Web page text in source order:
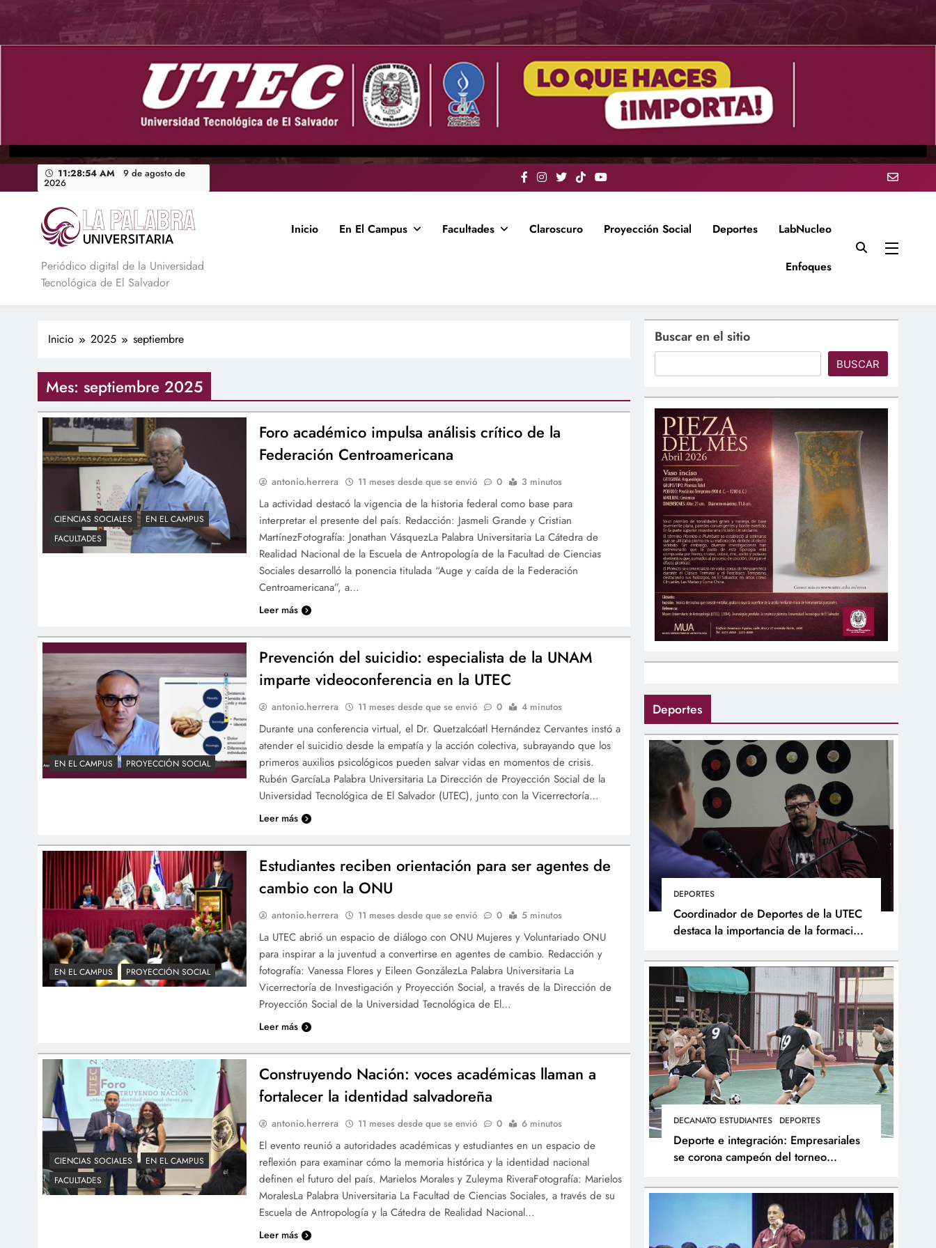
contenido
11:28:55 AM 9 de agosto de
2026
La Palabra Universitaria
Periódico digital de la Universidad
Tecnológica de El Salvador
Inicio En El Campus Facultades Claroscuro Proyección Social Deportes LabNucleo
Enfoques
Inicio 2025 septiembre
Mes: septiembre 2025
CIENCIAS SOCIALES
EN EL CAMPUS
FACULTADES
Foro académico impulsa análisis crítico de la
Federación Centroamericana
antonio.herrera 11 meses desde que se envió 0 3 minutos
La actividad destacó la vigencia de la historia federal como base para
interpretar el presente del país. Redacción: Jasmeli Grande y Cristian
MartínezFotografía: Jonathan VásquezLa Palabra Universitaria La Cátedra de
Realidad Nacional de la Escuela de Antropología de la Facultad de Ciencias
Sociales desarrolló la ponencia titulada “Auge y caída de la Federación
Centroamericana”, a…
Leer más
EN EL CAMPUS PROYECCIÓN SOCIAL
Prevención del suicidio: especialista de la UNAM
imparte videoconferencia en la UTEC
antonio.herrera 11 meses desde que se envió 0 4 minutos
Durante una conferencia virtual, el Dr. Quetzalcóatl Hernández Cervantes instó a
atender el suicidio desde la empatía y la acción colectiva, subrayando que los
primeros auxilios psicológicos pueden salvar vidas en momentos de crisis.
Rubén GarcíaLa Palabra Universitaria La Dirección de Proyección Social de la
Universidad Tecnológica de El Salvador (UTEC), junto con la Vicerrectoría…
Leer más
EN EL CAMPUS PROYECCIÓN SOCIAL
Estudiantes reciben orientación para ser agentes de
cambio con la ONU
antonio.herrera 11 meses desde que se envió 0 5 minutos
La UTEC abrió un espacio de diálogo con ONU Mujeres y Voluntariado ONU
para inspirar a la juventud a convertirse en agentes de cambio. Redacción y
fotografía: Vanessa Flores y Eileen GonzálezLa Palabra Universitaria La
Vicerrectoría de Investigación y Proyección Social, a través de la Dirección de
Proyección Social de la Universidad Tecnológica de El…
Leer más
CIENCIAS SOCIALES
EN EL CAMPUS
FACULTADES
Construyendo Nación: voces académicas llaman a
fortalecer la identidad salvadoreña
antonio.herrera 11 meses desde que se envió 0 6 minutos
El evento reunió a autoridades académicas y estudiantes en un espacio de
reflexión para examinar cómo la memoria histórica y la identidad nacional
definen el futuro del país. Marielos Morales y Zuleyma RiveraFotografía: Marielos
MoralesLa Palabra Universitaria La Facultad de Ciencias Sociales, a través de su
Escuela de Antropología y la Cátedra de Realidad Nacional…
Leer más
Buscar en el sitio
BUSCAR
Deportes
DEPORTES
Coordinador de Deportes de la UTEC
destaca la importancia de la formación
DECANATO ESTUDIANTES DEPORTES
Deporte e integración: Empresariales
se corona campeón del torneo